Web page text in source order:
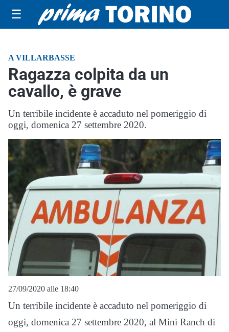
☰
A VILLARBASSE
Ragazza colpita da un
cavallo, è grave
Un terribile incidente è accaduto nel pomeriggio di
oggi, domenica 27 settembre 2020.
27/09/2020 alle 18:40
Un terribile incidente è accaduto nel pomeriggio di
oggi, domenica 27 settembre 2020, al Mini Ranch di